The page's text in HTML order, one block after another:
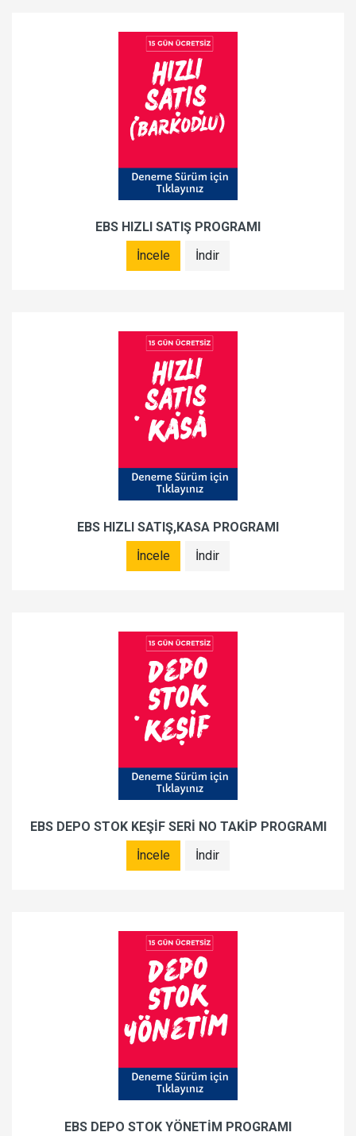
EBS HIZLI SATIŞ PROGRAMI
İncele
İndir
EBS HIZLI SATIŞ,KASA PROGRAMI
İncele
İndir
EBS DEPO STOK KEŞİF SERİ NO TAKİP PROGRAMI
İncele
İndir
EBS DEPO STOK YÖNETİM PROGRAMI